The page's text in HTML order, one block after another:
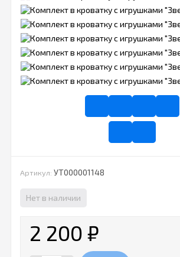
Артикул: УТ000001148
Нет в наличии
2 200 ₽